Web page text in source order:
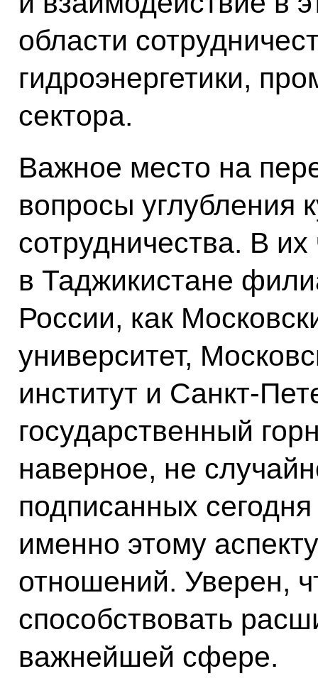
области
гидроэнергетики,
сектора.
Важное место на
вопросы углубления
сотрудничества. В
в Таджикистане
России, как
университет,
институт и Санкт-
государственный
наверное, не
подписанных
именно этому
отношений. Уверен,
способствовать
важнейшей сфере.